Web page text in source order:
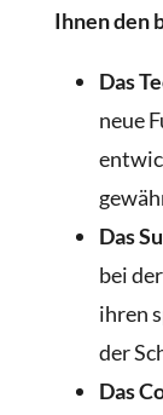
Ihnen den
Das
neue
Das
bei
ihren
der
Das